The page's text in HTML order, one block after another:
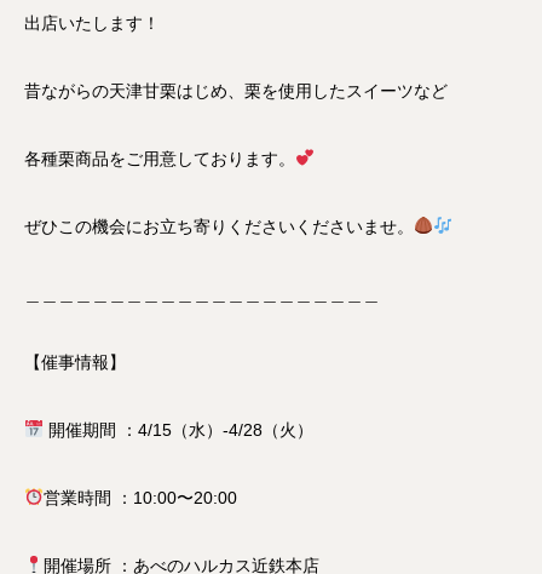
出店いたします！
昔ながらの天津甘栗はじめ、栗を使用したスイーツなど
各種栗商品をご用意しております。
ぜひこの機会にお立ち寄りくださいくださいませ。
【催事情報】
開催期間 ：4/15（水）-4/28（火）
営業時間 ：10:00〜20:00
開催場所 ：あべのハルカス近鉄本店